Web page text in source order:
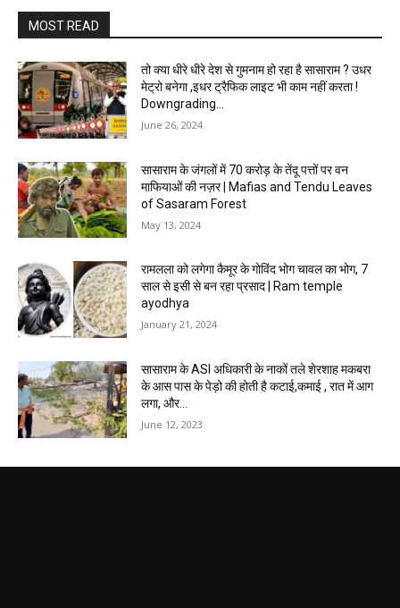
MOST READ
तो क्या धीरे धीरे देश से गुमनाम हो रहा है सासाराम ? उधर
मेट्रो बनेगा ,इधर ट्रैफिक लाइट भी काम नहीं करता !
Downgrading...
June 26, 2024
सासाराम के जंगलों में 70 करोड़ के तेंदू पत्तों पर वन
माफियाओं की नज़र | Mafias and Tendu Leaves
of Sasaram Forest
May 13, 2024
रामलला को लगेगा कैमूर के गोविंद भोग चावल का भोग, 7
साल से इसी से बन रहा प्रसाद | Ram temple
ayodhya
January 21, 2024
सासाराम के ASI अधिकारी के नाकों तले शेरशाह मकबरा
के आस पास के पेड़ो की होती है कटाई,कमाई , रात में आग
लगा, और...
June 12, 2023